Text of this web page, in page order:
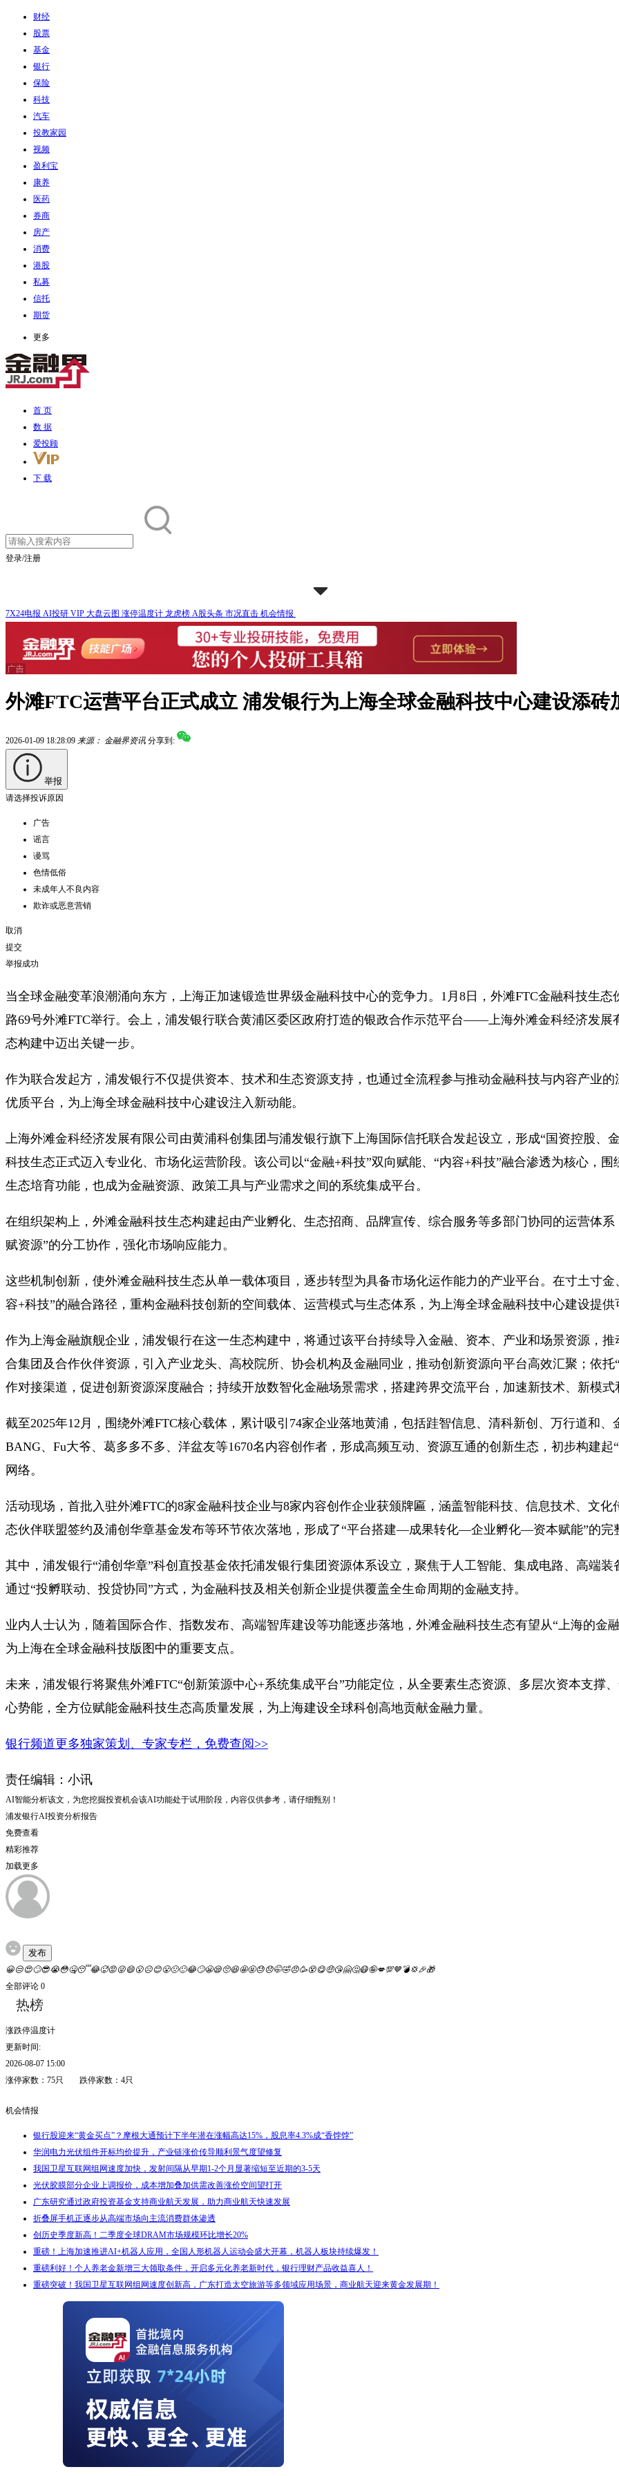
财经
股票
基金
银行
保险
科技
汽车
投教家园
视频
盈利宝
康养
医药
券商
房产
消费
港股
私募
信托
期货
更多
首 页
数 据
爱投顾
下 载
登录/注册
7X24电报 AI投研 VIP 大盘云图 涨停温度计 龙虎榜 A股头条 市况直击 机会情报
外滩FTC运营平台正式成立 浦发银行为上海全球金融科技中心建设添砖
2026-01-09 18:28:09 来源： 金融界资讯 分享到:
举报
请选择投诉原因
广告
谣言
谩骂
色情低俗
未成年人不良内容
欺诈或恶意营销
取消
提交
举报成功
当全球金融变革浪潮涌向东方，上海正加速锻造世界级金融科技中心的竞争力。1月8日，外滩FTC金融科技生
路69号外滩FTC举行。会上， 浦发银行联合黄浦区委区政府打造的银政合作示范平台——上海外滩金科经济发展
态构建中迈出关键一步。
作为联合发起方，浦发银行不仅提供资本、技术和生态资源支持，也通过全流程参与推动金融科技与内容产业
优质平台，为上海全球金融科技中心建设注入新动能。
上海外滩金科经济发展有限公司由黄浦科创集团与浦发银行旗下上海国际信托联合发起设立，形成“国资控股、
科技生态正式迈入专业化、市场化运营阶段。该公司以“金融+科技”双向赋能、“内容+科技”融合渗透为核心，
生态培育功能，也成为金融资源、政策工具与产业需求之间的系统集成平台。
在组织架构上，外滩金融科技生态构建起由产业孵化、生态招商、品牌宣传、综合服务等多部门协同的运营体
赋资源”的分工协作，强化市场响应能力。
这些机制创新，使外滩金融科技生态从单一载体项目，逐步转型为具备市场化运作能力的产业平台。在寸土寸
容+科技”的融合路径，重构金融科技创新的空间载体、运营模式与生态体系，为上海全球金融科技中心建设提
作为上海金融旗舰企业，浦发银行在这一生态构建中，将通过该平台持续导入金融、资本、产业和场景资源，
合集团及合作伙伴资源，引入产业龙头、高校院所、协会机构及金融同业，推动创新资源向平台高效汇聚；依
作对接渠道，促进创新资源深度融合；持续开放数智化金融场景需求，搭建跨界交流平台，加速新技术、新模
截至2025年12月，围绕外滩FTC核心载体，累计吸引74家企业落地黄浦，包括跬智信息、清科新创、万行道和
BANG、Fu大爷、葛多多不多、洋盆友等1670名内容创作者，形成高频互动、资源互通的创新生态，初步构建
网络。
活动现场，首批入驻外滩FTC的8家金融科技企业与8家内容创作企业获颁牌匾，涵盖智能科技、信息技术、文
态伙伴联盟签约及浦创华章基金发布等环节依次落地，形成了“平台搭建—成果转化—企业孵化—资本赋能”的完
其中，浦发银行“浦创华章”科创直投基金依托浦发银行集团资源体系设立，聚焦于人工智能、 集成电路、 高端装
通过“投孵联动、投贷协同”方式，为金融科技及相关创新企业提供覆盖全生命周期的金融支持。
业内人士认为，随着国际合作、指数发布、高端智库建设等功能逐步落地，外滩金融科技生态有望从“上海的金
为上海在全球金融科技版图中的重要支点。
未来，浦发银行将聚焦外滩FTC“创新策源中心+系统集成平台”功能定位，从全要素生态资源、多层次资本支撑
心势能，全方位赋能金融科技生态高质量发展，为上海建设全球科创高地贡献金融力量。
银行频道更多独家策划、专家专栏，免费查阅>>
责任编辑：小讯
AI智能分析该文，为您挖掘投资机会该AI功能处于试用阶段，内容仅供参考，请仔细甄别！
浦发银行AI投资分析报告
免费查看
精彩推荐
加载更多
发布
😀😒😍🙄😎😭😳🤐😴😂🥵😡😜😄😮☹️😊😤🤢🙂😂🙄😬😪🥺😆🤩🤬😓😞🤭🤣😠🥳😵😋🤑😘🤗🤔😷🤪💋💯🤎💣💢🎉🎁
全部评论 0
热榜
涨跌停温度计
更新时间:
2026-08-07 15:00
涨停家数： 75只 跌停家数： 4只
机会情报
银行股迎来“黄金买点”？摩根大通预计下半年潜在涨幅高达15%，股息率4.3%成“香饽饽”
华润电力光伏组件开标均价提升，产业链涨价传导顺利景气度望修复
我国卫星互联网组网速度加快，发射间隔从早期1-2个月显著缩短至近期的3-5天
光伏胶膜部分企业上调报价，成本增加叠加供需改善涨价空间望打开
广东研究通过政府投资基金支持商业航天发展，助力商业航天快速发展
折叠屏手机正逐步从高端市场向主流消费群体渗透
创历史季度新高！二季度全球DRAM市场规模环比增长20%
重磅！上海加速推进AI+机器人应用，全国人形机器人运动会盛大开幕，机器人板块持续爆发！
重磅利好！个人养老金新增三大领取条件，开启多元化养老新时代，银行理财产品收益喜人！
重磅突破！我国卫星互联网组网速度创新高，广东打造太空旅游等多领域应用场景，商业航天迎来黄金发展期！